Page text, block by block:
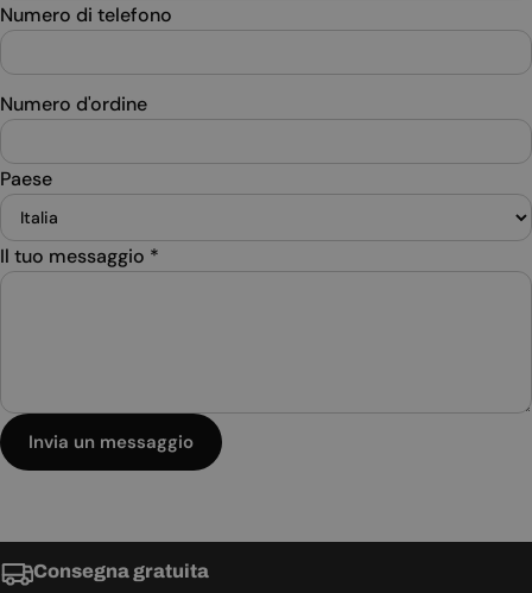
Numero di telefono
Numero d'ordine
Paese
Il tuo messaggio *
Invia un messaggio
Consegna gratuita